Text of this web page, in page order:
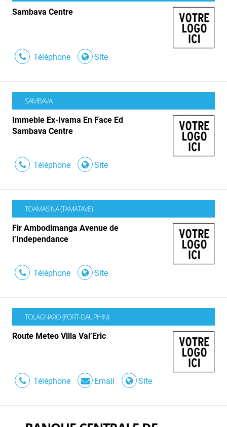
Sambava Centre
Téléphone Site
SAMBAVA
Immeble Ex-Ivama En Face Ed
Sambava Centre
Téléphone Site
TOAMASINA (TAMATAVE)
Fir Ambodimanga Avenue de
l’Independance
Téléphone Site
TOLAGNARO (FORT-DAUPHIN)
Route Meteo Villa Val’Eric
Téléphone Email Site